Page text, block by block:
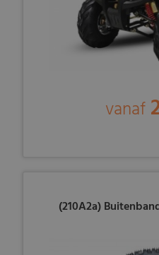
vanaf
(210A2a)